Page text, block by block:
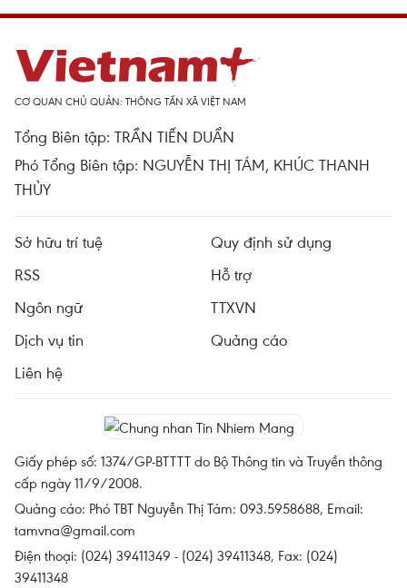
CƠ QUAN CHỦ QUẢN: THÔNG TẤN XÃ VIỆT NAM
Tổng Biên tập: TRẦN TIẾN DUẨN
Phó Tổng Biên tập: NGUYỄN THỊ TÁM, KHÚC THANH
THỦY
Sở hữu trí tuệ
Quy định sử dụng
RSS
Hỗ trợ
Ngôn ngữ
TTXVN
Dịch vụ tin
Quảng cáo
Liên hệ
Giấy phép số: 1374/GP-BTTTT do Bộ Thông tin và Truyền thông
cấp ngày 11/9/2008.
Quảng cáo: Phó TBT Nguyễn Thị Tám: 093.5958688, Email:
tamvna@gmail.com
Điện thoại: (024) 39411349 - (024) 39411348, Fax: (024)
39411348